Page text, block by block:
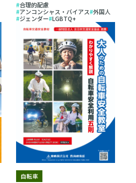
合理的配慮
アンコンシャス・バイアス 外国人
ジェンダー LGBTQ+
自転車